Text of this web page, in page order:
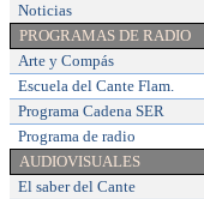
Noticias
PROGRAMAS DE RADIO
Arte y Compás
Escuela del Cante Flam.
Programa Cadena SER
Programa de radio
AUDIOVISUALES
El saber del Cante